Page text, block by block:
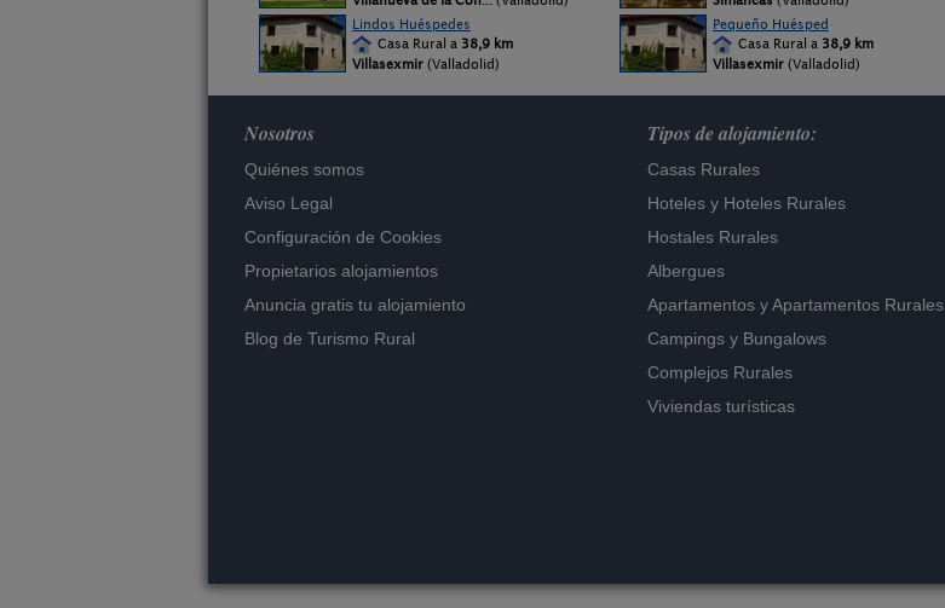
Lindos Huéspedes
Casa Rural a 38,9 km
Villasexmir (Valladolid)
Pequeño Huésped
Casa Rural a 38,9 km
Villasexmir (Valladolid)
Nosotros
Quiénes somos
Aviso Legal
Configuración de Cookies
Propietarios alojamientos
Anuncia gratis tu alojamiento
Blog de Turismo Rural
Tipos de alojamiento:
Casas Rurales
Hoteles y Hoteles Rurales
Hostales Rurales
Albergues
Apartamentos yApartamentos Rurales
Campings y Bungalows
Complejos Rurales
Viviendas turísticas